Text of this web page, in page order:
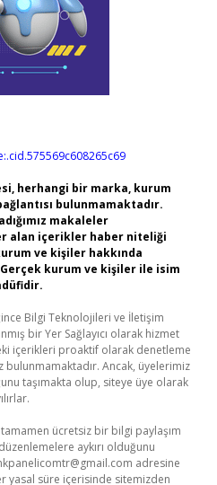
herhangi bir marka, kurum
bulunmamaktadır.
makaleler
alan içerikler haber niteliği
ve kişiler hakkında
kurum ve kişiler ile isim
Bilgi Teknolojileri ve İletişim
bir Yer Sağlayıcı olarak hizmet
içerikleri proaktif olarak denetleme
bulunmamaktadır. Ancak, üyelerimiz
taşımakta olup, siteye üye olarak
ücretsiz bir bilgi paylaşım
aykırı olduğunu
adresine
yasal süre içerisinde sitemizden